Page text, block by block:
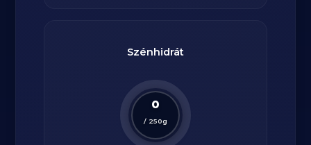
Szénhidrát
0
/ 250g